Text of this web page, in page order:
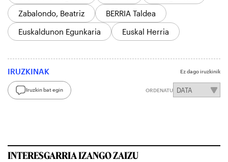
Zabalondo, Beatriz
BERRIA Taldea
Euskaldunon Egunkaria
Euskal Herria
IRUZKINAK Ez dago iruzkinik
Iruzkin bat egin ORDENATU
INTERESGARRIA IZANGO ZAIZU